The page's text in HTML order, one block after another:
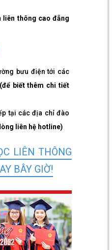
liên thông cao đẳng
bưu điện tới các
(để biết thêm chi tiết
tại các địa chỉ đào
liên hệ hotline)
LIÊN THÔNG
BÂY GIỜ!